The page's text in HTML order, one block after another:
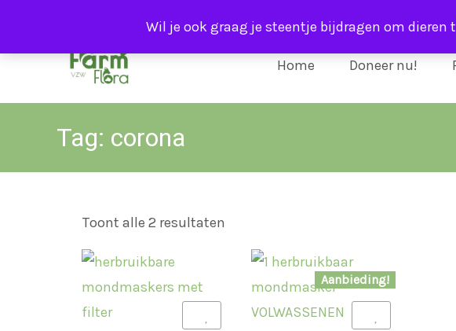
Wil je ook graag je steentje bijdragen om dieren
Home Doneer nu!
Tag: corona
Toont alle 2 resultaten
Add to Wishlist
Aanbieding!
Add to Wishlist